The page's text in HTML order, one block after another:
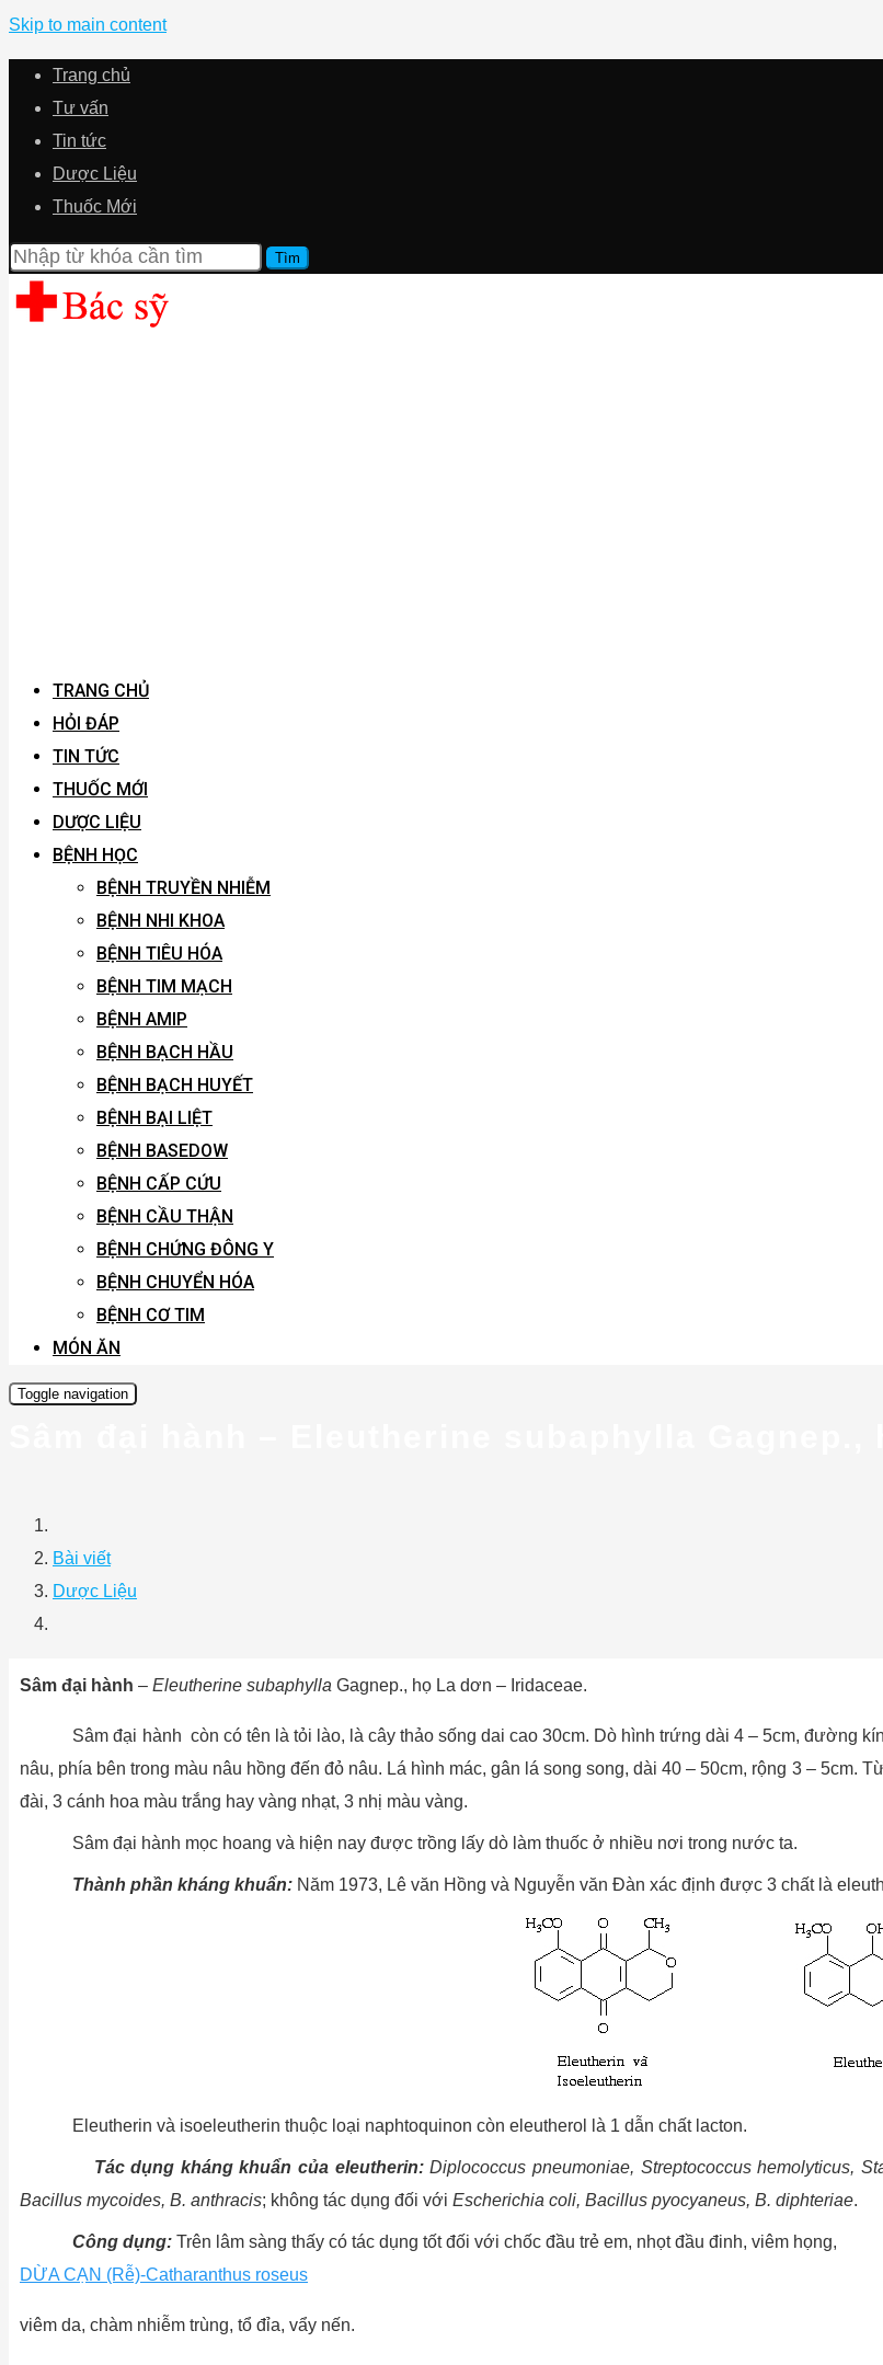
Skip to main content
Trang chủ
Tư vấn
Tin tức
Dược Liệu
Thuốc Mới
TRANG CHỦ
HỎI ĐÁP
TIN TỨC
THUỐC MỚI
DƯỢC LIỆU
BỆNH HỌC
BỆNH TRUYỀN NHIỄM
BỆNH NHI KHOA
BỆNH TIÊU HÓA
BỆNH TIM MẠCH
BỆNH AMIP
BỆNH BẠCH HẦU
BỆNH BẠCH HUYẾT
BỆNH BẠI LIỆT
BỆNH BASEDOW
BỆNH CẤP CỨU
BỆNH CẦU THẬN
BỆNH CHỨNG ĐÔNG Y
BỆNH CHUYỂN HÓA
BỆNH CƠ TIM
MÓN ĂN
Toggle navigation
Bài viết
Dược Liệu
Sâm đại hành – Eleutherine subaphylla Gagnep., họ La dơn – Iridaceae.
Sâm đại hành còn có tên là tỏi lào, là cây thảo sống dai cao 30cm. Dò hình trứng dài 4 – 5cm, đường
nâu, phía bên trong màu nâu hồng đến đỏ nâu. Lá hình mác, gân lá song song, dài 40 – 50cm, rộng 3 – 5cm.
đài, 3 cánh hoa màu trắng hay vàng nhạt, 3 nhị màu vàng.
Sâm đại hành mọc hoang và hiện nay được trồng lấy dò làm thuốc ở nhiều nơi trong nước ta.
Thành phần kháng khuẩn: Năm 1973, Lê văn Hồng và Nguyễn văn Đàn xác định được 3 chất là
Eleutherin và isoeleutherin thuộc loại naphtoquinon còn eleutherol là 1 dẫn chất lacton.
Tác dụng kháng khuẩn của eleutherin: Diplococcus pneumoniae, Streptococcus hemolyticus,
Bacillus mycoides, B. anthracis; không tác dụng đối với Escherichia coli, Bacillus pyocyaneus, B. diphteriae.
Công dụng: Trên lâm sàng thấy có tác dụng tốt đối với chốc đầu trẻ em, nhọt đầu đinh, viêm họng,
DỪA CẠN (Rễ)-Catharanthus roseus
viêm da, chàm nhiễm trùng, tổ đỉa, vẩy nến.